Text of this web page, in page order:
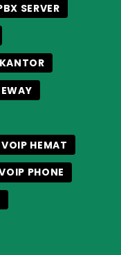
SERVER
VOIP HEMAT
PHONE